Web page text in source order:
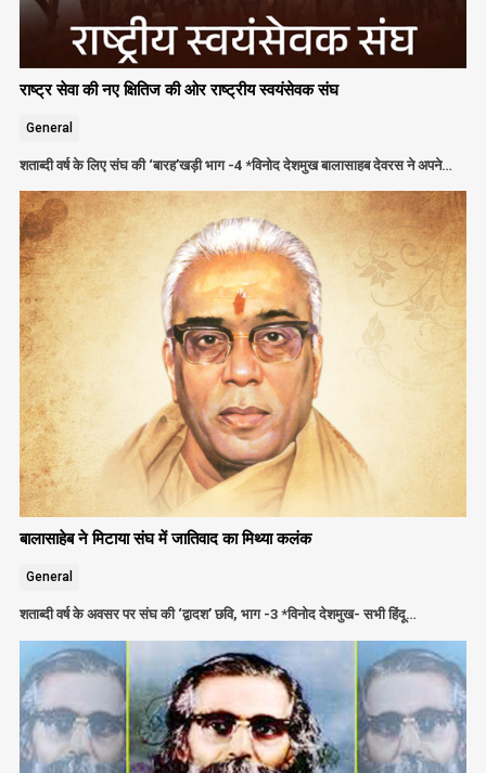
राष्ट्र सेवा की नए क्षितिज की ओर राष्ट्रीय स्वयंसेवक संघ
General
शताब्दी वर्ष के लिए संघ की ‘बारह’खड़ी भाग -4 *विनोद देशमुख बालासाहब देवरस ने अपने…
बालासाहेब ने मिटाया संघ में जातिवाद का मिथ्या कलंक
General
शताब्दी वर्ष के अवसर पर संघ की ‘द्वादश’ छवि, भाग -3 *विनोद देशमुख- सभी हिंदू…